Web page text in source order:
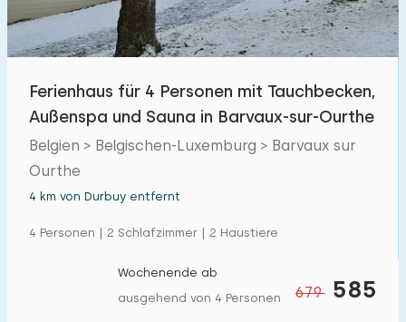
Ferienhaus für 4 Personen mit Tauchbecken,
Außenspa und Sauna in Barvaux-sur-Ourthe
Belgien > Belgischen-Luxemburg > Barvaux sur
Ourthe
4 km von Durbuy entfernt
4 Personen | 2 Schlafzimmer | 2 Haustiere
679 585
Wochenende ab
ausgehend von 4 Personen